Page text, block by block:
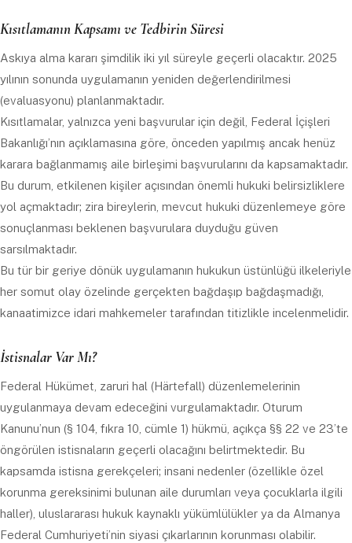
Kısıtlamanın Kapsamı ve Tedbirin Süresi
Askıya alma kararı şimdilik iki yıl süreyle geçerli olacaktır. 2025
yılının sonunda uygulamanın yeniden değerlendirilmesi
(evaluasyonu) planlanmaktadır.
Kısıtlamalar, yalnızca yeni başvurular için değil, Federal İçişleri
Bakanlığı’nın açıklamasına göre, önceden yapılmış ancak henüz
karara bağlanmamış aile birleşimi başvurularını da kapsamaktadır.
Bu durum, etkilenen kişiler açısından önemli hukuki belirsizliklere
yol açmaktadır; zira bireylerin, mevcut hukuki düzenlemeye göre
sonuçlanması beklenen başvurulara duyduğu güven
sarsılmaktadır.
Bu tür bir geriye dönük uygulamanın hukukun üstünlüğü ilkeleriyle
her somut olay özelinde gerçekten bağdaşıp bağdaşmadığı,
kanaatimizce idari mahkemeler tarafından titizlikle incelenmelidir.
İstisnalar Var Mı?
Federal Hükümet, zaruri hal (Härtefall) düzenlemelerinin
uygulanmaya devam edeceğini vurgulamaktadır. Oturum
Kanunu’nun (§ 104, fıkra 10, cümle 1) hükmü, açıkça §§ 22 ve 23’te
öngörülen istisnaların geçerli olacağını belirtmektedir. Bu
kapsamda istisna gerekçeleri; insani nedenler (özellikle özel
korunma gereksinimi bulunan aile durumları veya çocuklarla ilgili
haller), uluslararası hukuk kaynaklı yükümlülükler ya da Almanya
Federal Cumhuriyeti’nin siyasi çıkarlarının korunması olabilir.